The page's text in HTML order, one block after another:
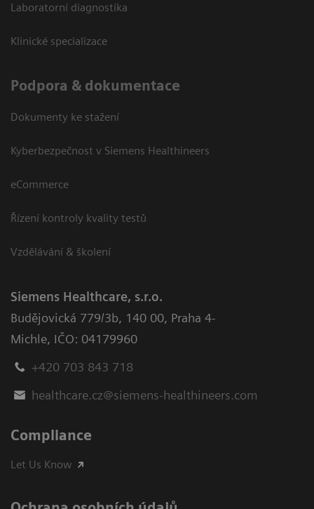
Laboratorní diagnostika
Klinické specializace
Podpora & dokumentace
Dokumenty ke stažení
Kyberbezpečnost v Siemens Healthineers
eCommerce
Řízení kontroly kvality testů
Vzdělávání & školení
Siemens Healthcare, s.r.o.
Budějovická 779/3b, 140 00, Praha 4-
Michle, IČO: 04179960
+420 703 843 718
healthcare.cz@siemens-healthineers.com
Compliance
Let Us Know